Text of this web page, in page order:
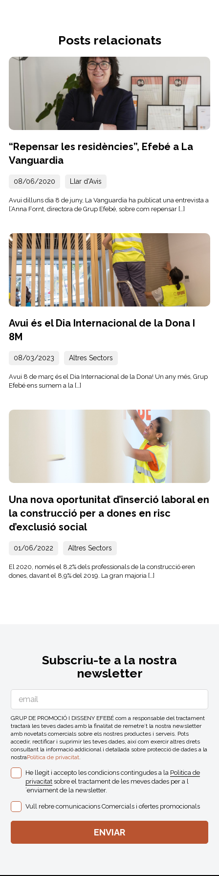
Posts relacionats
“Repensar les residències”, Efebé a La
Vanguardia
08/06/2020 Llar d'Avis
Avui dilluns dia 8 de juny, La Vanguardia ha publicat una entrevista a
l’Anna Fornt, directora de Grup Efebé, sobre com repensar […]
Avui és el Dia Internacional de la Dona I
8M
08/03/2023 Altres Sectors
Avui 8 de març és el Dia Internacional de la Dona! Un any més, Grup
Efebé ens sumem a la […]
Una nova oportunitat d’inserció laboral en
la construcció per a dones en risc
d’exclusió social
01/06/2022 Altres Sectors
El 2020, només el 8,2% dels professionals de la construcció eren
dones, davant el 8,9% del 2019. La gran majoria […]
Subscriu-te a la nostra
newsletter
GRUP DE PROMOCIÓ I DISSENY EFEBÉ com a responsable del tractament
tractarà les teves dades amb la finalitat de remetre´t la nostra newsletter
amb novetats comercials sobre els nostres productes i serveis. Pots
accedir, rectificar i suprimir les teves dades, així com exercir altres drets
consultant la informació addicional i detallada sobre protecció de dades a la
nostraPolitica de privacitat.
He llegit i accepto les condicions contingudes a la Politica de
privacitat sobre el tractament de les meves dades per a l
´enviament de la newsletter.
Vull rebre comunicacions Comercials i ofertes promocionals